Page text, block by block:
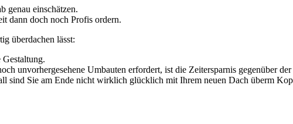
genau einschätzen.
dann doch noch Profis ordern.
überdachen lässt:
unvorhergesehene Umbauten erfordert, ist die Zeitersparnis gegenüber der
sind Sie am Ende nicht wirklich glücklich mit Ihrem neuen Dach überm